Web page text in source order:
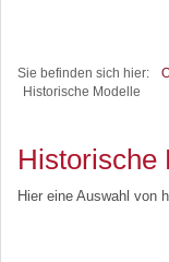
Sie befinden sich hier:
Historische Modelle
Historische
Hier eine Auswahl von